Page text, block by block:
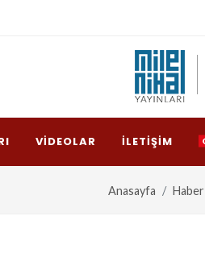
VIDEOLAR İLETIŞIM
Anasayfa